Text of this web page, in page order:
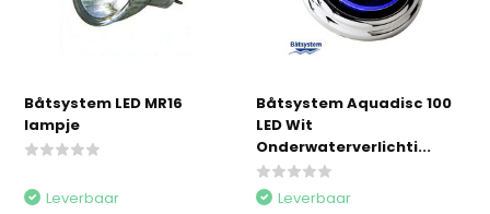
Båtsystem LED MR16
lampje
Leverbaar
Båtsystem Aquadisc 100
LED Wit
Onderwaterverlichti...
Leverbaar